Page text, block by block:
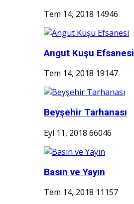
Tem 14, 2018 14946
Angut Kuşu Efsanesi
Tem 14, 2018 19147
Beyşehir Tarhanası
Eyl 11, 2018 66046
Basın ve Yayın
Tem 14, 2018 11157